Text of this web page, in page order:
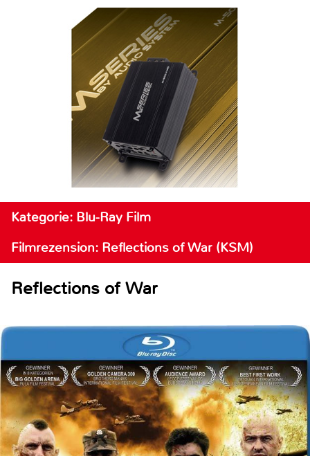
Kategorie: Blu-Ray Film
Filmrezension: Reflections of War (KSM)
Reflections of War